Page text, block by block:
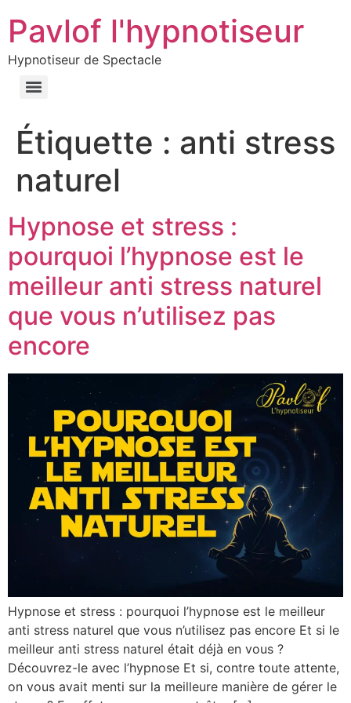
Pavlof l'hypnotiseur
Hypnotiseur de Spectacle
Étiquette : anti stress
naturel
Hypnose et stress :
pourquoi l’hypnose est le
meilleur anti stress naturel
que vous n’utilisez pas
encore
Hypnose et stress : pourquoi l’hypnose est le meilleur
anti stress naturel que vous n’utilisez pas encore Et si le
meilleur anti stress naturel était déjà en vous ?
Découvrez-le avec l’hypnose Et si, contre toute attente,
on vous avait menti sur la meilleure manière de gérer le